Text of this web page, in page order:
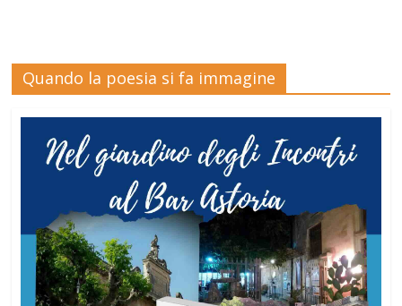
Quando la poesia si fa immagine